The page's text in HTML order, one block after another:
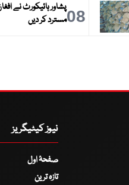
08پشاور ہائیکورٹ نے
مسترد کر دیں
نیوز کیٹیگریز
صفحۂ اول
تازہ ترین